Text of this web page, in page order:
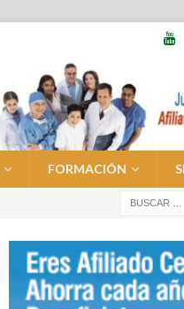
FORMACIÓN